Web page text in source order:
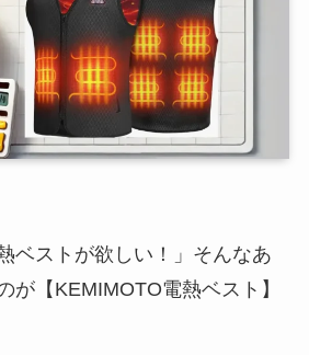
ベストが欲しい！」そんなあ
が【KEMIMOTO電熱ベスト】